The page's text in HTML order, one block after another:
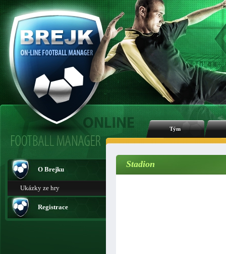
Tým
O Brejku
Ukázky ze hry
Registrace
Stadion